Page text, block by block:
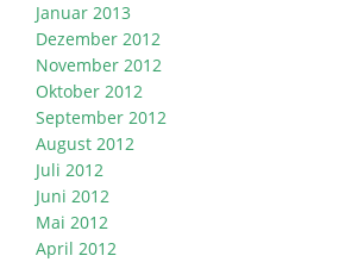
Januar 2013
Dezember 2012
November 2012
Oktober 2012
September 2012
August 2012
Juli 2012
Juni 2012
Mai 2012
April 2012